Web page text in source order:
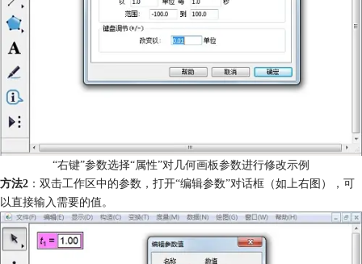
“右键”参数选择“属性”对几何画板参数进行修改示例
方法2 ：双击工作区中的参数，打开“编辑参数”对话框（如上右图），可
以直接输入需要的值。